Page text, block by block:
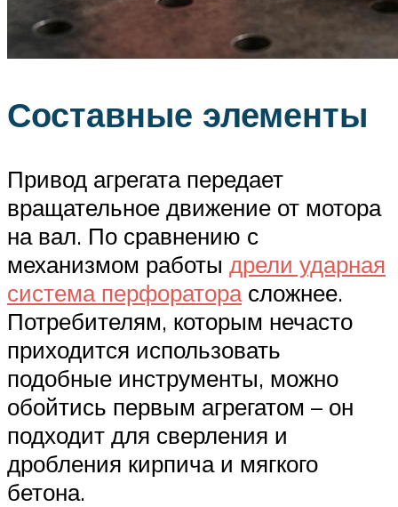
Составные элементы
Привод агрегата передает
вращательное движение от мотора
на вал. По сравнению с
механизмом работы дрели ударная
система перфораторасложнее.
Потребителям, которым нечасто
приходится использовать
подобные инструменты, можно
обойтись первым агрегатом – он
подходит для сверления и
дробления кирпича и мягкого
бетона.